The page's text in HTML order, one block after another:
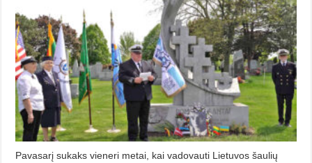
Pavasarį sukaks vieneri metai, kai vadovauti Lietuvos šaulių